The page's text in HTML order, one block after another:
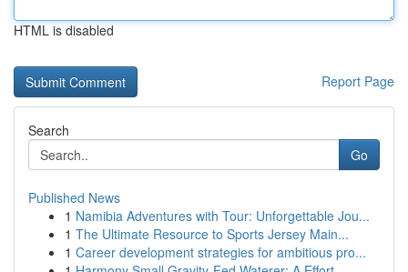
HTML is disabled
Report Page
Search
Go
Published News
1 Namibia Adventures with Tour: Unforgettable Jou...
1 The Ultimate Resource to Sports Jersey Main...
1 Career development strategies for ambitious pro...